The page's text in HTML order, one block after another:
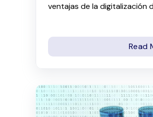
ventajas de la digitalización
Read